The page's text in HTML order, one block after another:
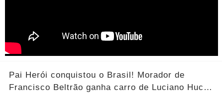
Pai Herói conquistou o Brasil! Morador de
Francisco Beltrão ganha carro de Luciano Huck